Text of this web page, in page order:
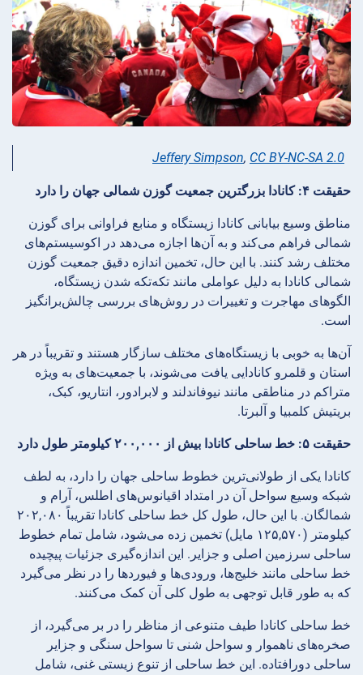
Jeffery Simpson, CC BY-NC-SA 2.0
حقیقت ۴: کانادا بزرگترین جمعیت گوزن شمالی جهان را دارد
مناطق وسیع بیابانی کانادا زیستگاه و منابع فراوانی برای گوزن
شمالی فراهم می‌کند و به آن‌ها اجازه می‌دهد در اکوسیستم‌های
مختلف رشد کنند. با این حال، تخمین اندازه دقیق جمعیت گوزن
شمالی کانادا به دلیل عواملی مانند تکه‌تکه شدن زیستگاه،
الگوهای مهاجرت و تغییرات در روش‌های بررسی چالش‌برانگیز
است.
آن‌ها به خوبی با زیستگاه‌های مختلف سازگار هستند و تقریباً در هر
استان و قلمرو کانادایی یافت می‌شوند، با جمعیت‌های به ویژه
متراکم در مناطقی مانند نیوفاندلند و لابرادور، انتاریو، کبک،
بریتیش کلمبیا و آلبرتا.
حقیقت ۵: خط ساحلی کانادا بیش از ۲۰۰,۰۰۰ کیلومتر طول دارد
کانادا یکی از طولانی‌ترین خطوط ساحلی جهان را دارد، به لطف
شبکه وسیع سواحل آن در امتداد اقیانوس‌های اطلس، آرام و
شمالگان. با این حال، طول کل خط ساحلی کانادا تقریباً ۲۰۲,۰۸۰
کیلومتر (۱۲۵,۵۷۰ مایل) تخمین زده می‌شود، شامل تمام خطوط
ساحلی سرزمین اصلی و جزایر. این اندازه‌گیری جزئیات پیچیده
خط ساحلی مانند خلیج‌ها، ورودی‌ها و فیوردها را در نظر می‌گیرد
که به طور قابل توجهی به طول کلی آن کمک می‌کنند.
خط ساحلی کانادا طیف متنوعی از مناظر را در بر می‌گیرد، از
صخره‌های ناهموار و سواحل شنی تا سواحل سنگی و جزایر
ساحلی دورافتاده. این خط ساحلی از تنوع زیستی غنی، شامل